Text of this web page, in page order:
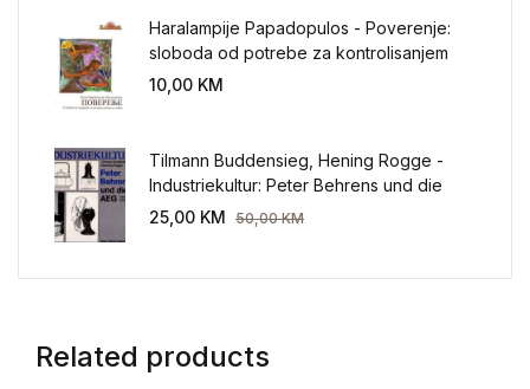
Haralampije Papadopulos - Poverenje:
sloboda od potrebe za kontrolisanjem
sveta
10,00 KM
Tilmann Buddensieg, Hening Rogge -
Industriekultur: Peter Behrens und die
AEG 1907-1914.
25,00 KM 50,00KM
Related products